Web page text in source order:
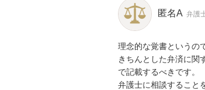
匿名A 弁護
理念的な覚書というの
きちんとした弁済に関
で記載するべきです。
弁護士に相談すること